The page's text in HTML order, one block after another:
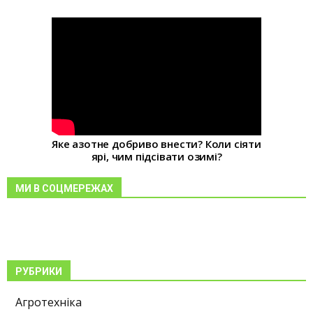
Яке азотне добриво внести? Коли сіяти
ярі, чим підсівати озимі?
МИ В СОЦМЕРЕЖАХ
РУБРИКИ
Агротехніка